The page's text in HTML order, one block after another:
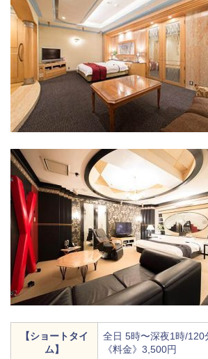
【ショートタイ
ム】
全日 5時〜深夜1時/120
《料金》3,500円